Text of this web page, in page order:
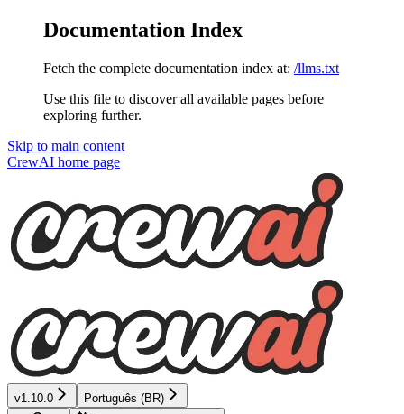
Documentation Index
Fetch the complete documentation index at: /llms.txt
Use this file to discover all available pages before
exploring further.
Skip to main content
CrewAI home page
v1.10.0 Português (BR)